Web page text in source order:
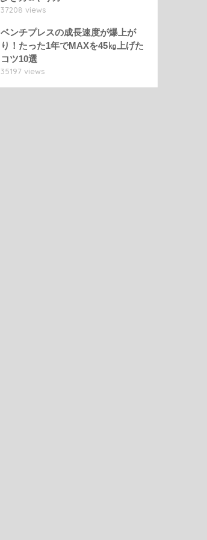
37208 views
ベンチプレスの成長速度が爆上が
り！たった1年でMAXを45㎏上げた
コツ10選
35197 views